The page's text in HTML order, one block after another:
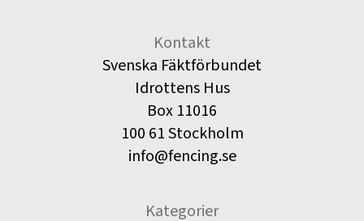
Kontakt
Svenska Fäktförbundet
Idrottens Hus
Box 11016
100 61 Stockholm
info@fencing.se
Kategorier